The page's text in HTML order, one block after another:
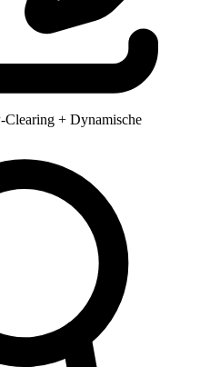
+ Dynamische